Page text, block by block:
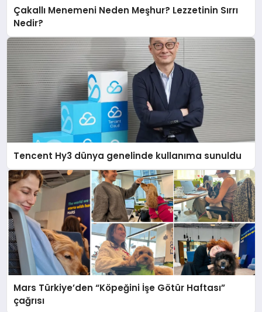
Çakallı Menemeni Neden Meşhur? Lezzetinin Sırrı
Nedir?
Tencent Hy3 dünya genelinde kullanıma sunuldu
Mars Türkiye’den “Köpeğini İşe Götür Haftası”
çağrısı